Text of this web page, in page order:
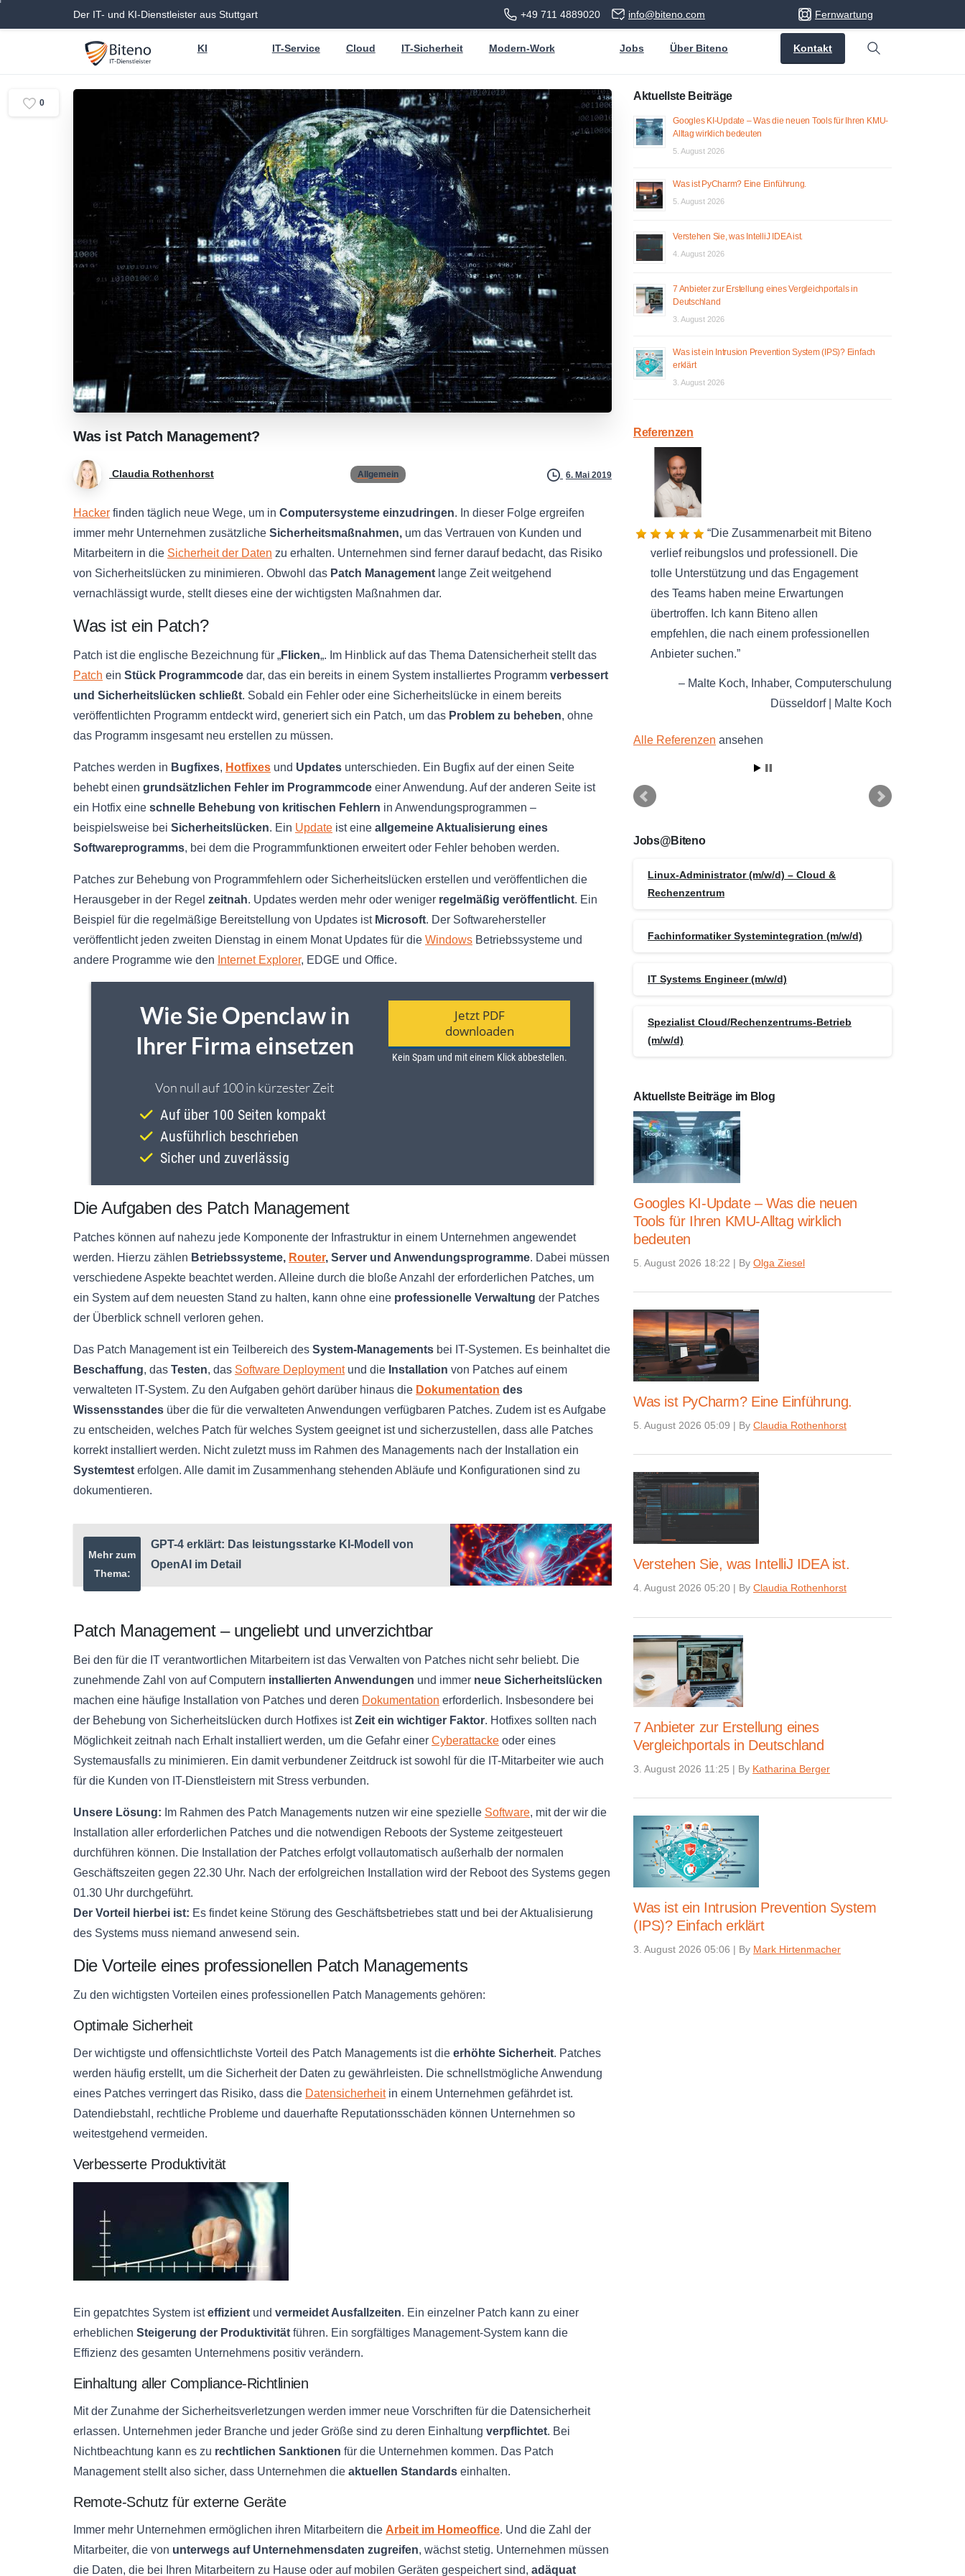
Der IT- und KI-Dienstleister aus Stuttgart +49 711 4889020 info@biteno.com Fernwartung
KI IT-Service Cloud IT-Sicherheit Modern-Work Jobs Über Biteno Kontakt
Search
Was ist Patch Management?
Claudia Rothenhorst Allgemein 6. Mai 2019
Hacker finden täglich neue Wege, um in Computersysteme einzudringen. In dieser Folge ergreifen
immer mehr Unternehmen zusätzliche Sicherheitsmaßnahmen, um das Vertrauen von Kunden und
Mitarbeitern in die Sicherheit der Daten zu erhalten. Unternehmen sind ferner darauf bedacht, das Risiko
von Sicherheitslücken zu minimieren. Obwohl das Patch Management lange Zeit weitgehend
vernachlässigt wurde, stellt dieses eine der wichtigsten Maßnahmen dar.
Was ist ein Patch?
Patch ist die englische Bezeichnung für „Flicken„. Im Hinblick auf das Thema Datensicherheit stellt das
Patch ein Stück Programmcode dar, das ein bereits in einem System installiertes Programm verbessert
und Sicherheitslücken schließt. Sobald ein Fehler oder eine Sicherheitslücke in einem bereits
veröffentlichten Programm entdeckt wird, generiert sich ein Patch, um das Problem zu beheben, ohne
das Programm insgesamt neu erstellen zu müssen.
Patches werden in Bugfixes, Hotfixes und Updates unterschieden. Ein Bugfix auf der einen Seite
behebt einen grundsätzlichen Fehler im Programmcode einer Anwendung. Auf der anderen Seite ist
ein Hotfix eine schnelle Behebung von kritischen Fehlern in Anwendungsprogrammen –
beispielsweise bei Sicherheitslücken. Ein Update ist eine allgemeine Aktualisierung eines
Softwareprogramms, bei dem die Programmfunktionen erweitert oder Fehler behoben werden.
Patches zur Behebung von Programmfehlern oder Sicherheitslücken erstellen und veröffentlichen die
Herausgeber in der Regel zeitnah. Updates werden mehr oder weniger regelmäßig veröffentlicht. Ein
Beispiel für die regelmäßige Bereitstellung von Updates ist Microsoft. Der Softwarehersteller
veröffentlicht jeden zweiten Dienstag in einem Monat Updates für die Windows Betriebssysteme und
andere Programme wie den Internet Explorer, EDGE und Office.
Die Aufgaben des Patch Management
Patches können auf nahezu jede Komponente der Infrastruktur in einem Unternehmen angewendet
werden. Hierzu zählen Betriebssysteme, Router, Server und Anwendungsprogramme. Dabei müssen
verschiedene Aspekte beachtet werden. Alleine durch die bloße Anzahl der erforderlichen Patches, um
ein System auf dem neuesten Stand zu halten, kann ohne eine professionelle Verwaltung der Patches
der Überblick schnell verloren gehen.
Das Patch Management ist ein Teilbereich des System-Managements bei IT-Systemen. Es beinhaltet die
Beschaffung, das Testen, das Software Deploymentund die Installation von Patches auf einem
verwalteten IT-System. Zu den Aufgaben gehört darüber hinaus die Dokumentation des
Wissensstandes über die für die verwalteten Anwendungen verfügbaren Patches. Zudem ist es Aufgabe
zu entscheiden, welches Patch für welches System geeignet ist und sicherzustellen, dass alle Patches
korrekt installiert werden. Nicht zuletzt muss im Rahmen des Managements nach der Installation ein
Systemtest erfolgen. Alle damit im Zusammenhang stehenden Abläufe und Konfigurationen sind zu
dokumentieren.
Mehr zum
Thema:
GPT-4 erklärt: Das leistungsstarke KI-Modell von
OpenAI im Detail
Patch Management – ungeliebt und unverzichtbar
Bei den für die IT verantwortlichen Mitarbeitern ist das Verwalten von Patches nicht sehr beliebt. Die
zunehmende Zahl von auf Computern installierten Anwendungen und immer neue Sicherheitslücken
machen eine häufige Installation von Patches und deren Dokumentation erforderlich. Insbesondere bei
der Behebung von Sicherheitslücken durch Hotfixes istZeit ein wichtiger Faktor. Hotfixes sollten nach
Möglichkeit zeitnah nach Erhalt installiert werden, um die Gefahr einer Cyberattacke oder eines
Systemausfalls zu minimieren. Ein damit verbundener Zeitdruck ist sowohl für die IT-Mitarbeiter wie auch
für die Kunden von IT-Dienstleistern mit Stress verbunden.
Unsere Lösung: Im Rahmen des Patch Managements nutzen wir eine spezielle Software, mit der wir die
Installation aller erforderlichen Patches und die notwendigen Reboots der Systeme zeitgesteuert
durchführen können. Die Installation der Patches erfolgt vollautomatisch außerhalb der normalen
Geschäftszeiten gegen 22.30 Uhr. Nach der erfolgreichen Installation wird der Reboot des Systems gegen
01.30 Uhr durchgeführt.
Der Vorteil hierbei ist: Es findet keine Störung des Geschäftsbetriebes statt und bei der Aktualisierung
des Systems muss niemand anwesend sein.
Die Vorteile eines professionellen Patch Managements
Zu den wichtigsten Vorteilen eines professionellen Patch Managements gehören:
Optimale Sicherheit
Der wichtigste und offensichtlichste Vorteil des Patch Managements ist die erhöhte Sicherheit. Patches
werden häufig erstellt, um die Sicherheit der Daten zu gewährleisten. Die schnellstmögliche Anwendung
eines Patches verringert das Risiko, dass die Datensicherheitin einem Unternehmen gefährdet ist.
Datendiebstahl, rechtliche Probleme und dauerhafte Reputationsschäden können Unternehmen so
weitestgehend vermeiden.
Verbesserte Produktivität
Ein gepatchtes System isteffizient und vermeidet Ausfallzeiten. Ein einzelner Patch kann zu einer
erheblichen Steigerung der Produktivität führen. Ein sorgfältiges Management-System kann die
Effizienz des gesamten Unternehmens positiv verändern.
Einhaltung aller Compliance-Richtlinien
Mit der Zunahme der Sicherheitsverletzungen werden immer neue Vorschriften für die Datensicherheit
erlassen. Unternehmen jeder Branche und jeder Größe sind zu deren Einhaltung verpflichtet. Bei
Nichtbeachtung kann es zu rechtlichen Sanktionen für die Unternehmen kommen. Das Patch
Management stellt also sicher, dass Unternehmen die aktuellen Standards einhalten.
Remote-Schutz für externe Geräte
Immer mehr Unternehmen ermöglichen ihren Mitarbeitern die Arbeit im Homeoffice. Und die Zahl der
Mitarbeiter, die von unterwegs auf Unternehmensdaten zugreifen, wächst stetig. Unternehmen müssen
die Daten, die bei Ihren Mitarbeitern zu Hause oder auf mobilen Geräten gespeichert sind, adäquat
0
Aktuellste Beiträge
Googles KI-Update – Was die neuen Tools für Ihren KMU-
Alltag wirklich bedeuten
5. August 2026
Was ist PyCharm? Eine Einführung.
5. August 2026
Verstehen Sie, was IntelliJ IDEA ist.
4. August 2026
7 Anbieter zur Erstellung eines Vergleichportals in
Deutschland
3. August 2026
Was ist ein Intrusion Prevention System (IPS)? Einfach
erklärt
3. August 2026
Referenzen
Die Zusammenarbeit mit Biteno
verlief reibungslos und professionell. Die
tolle Unterstützung und das Engagement
des Teams haben meine Erwartungen
übertroffen. Ich kann Biteno allen
empfehlen, die nach einem professionellen
Anbieter suchen.
Malte Koch Inhaber Computerschulung
Düsseldorf | Malte Koch
Alle Referenzen ansehen
Jobs@Biteno
Linux-Administrator (m/w/d) – Cloud &
Rechenzentrum
Fachinformatiker Systemintegration (m/w/d)
IT Systems Engineer (m/w/d)
Spezialist Cloud/Rechenzentrums-Betrieb
(m/w/d)
Aktuellste Beiträge im Blog
Googles KI-Update – Was die neuen
Tools für Ihren KMU-Alltag wirklich
bedeuten
5. August 2026 18:22 | By Olga Ziesel
Was ist PyCharm? Eine Einführung.
5. August 2026 05:09 | By Claudia Rothenhorst
Verstehen Sie, was IntelliJ IDEA ist.
4. August 2026 05:20 | By Claudia Rothenhorst
7 Anbieter zur Erstellung eines
Vergleichportals in Deutschland
3. August 2026 11:25 | By Katharina Berger
Was ist ein Intrusion Prevention System
(IPS)? Einfach erklärt
3. August 2026 05:06 | By Mark Hirtenmacher